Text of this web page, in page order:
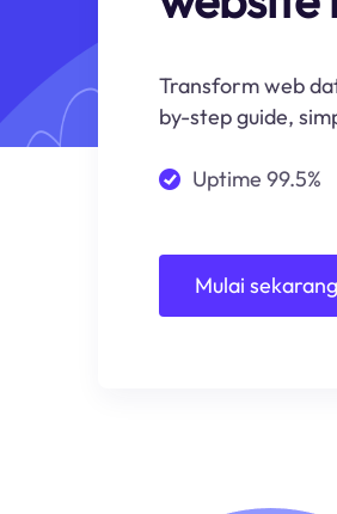
Transform web
by-step guide,
Uptime 99.5%
Mulai sekarang